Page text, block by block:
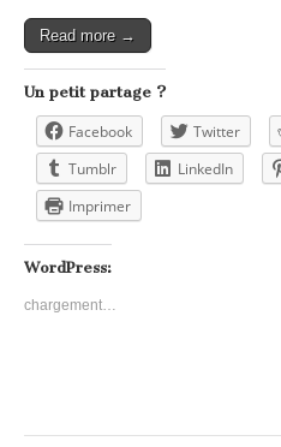
Read more →
Un petit partage ?
Facebook Twitter
Tumblr
LinkedIn
Imprimer
WordPress:
chargement…